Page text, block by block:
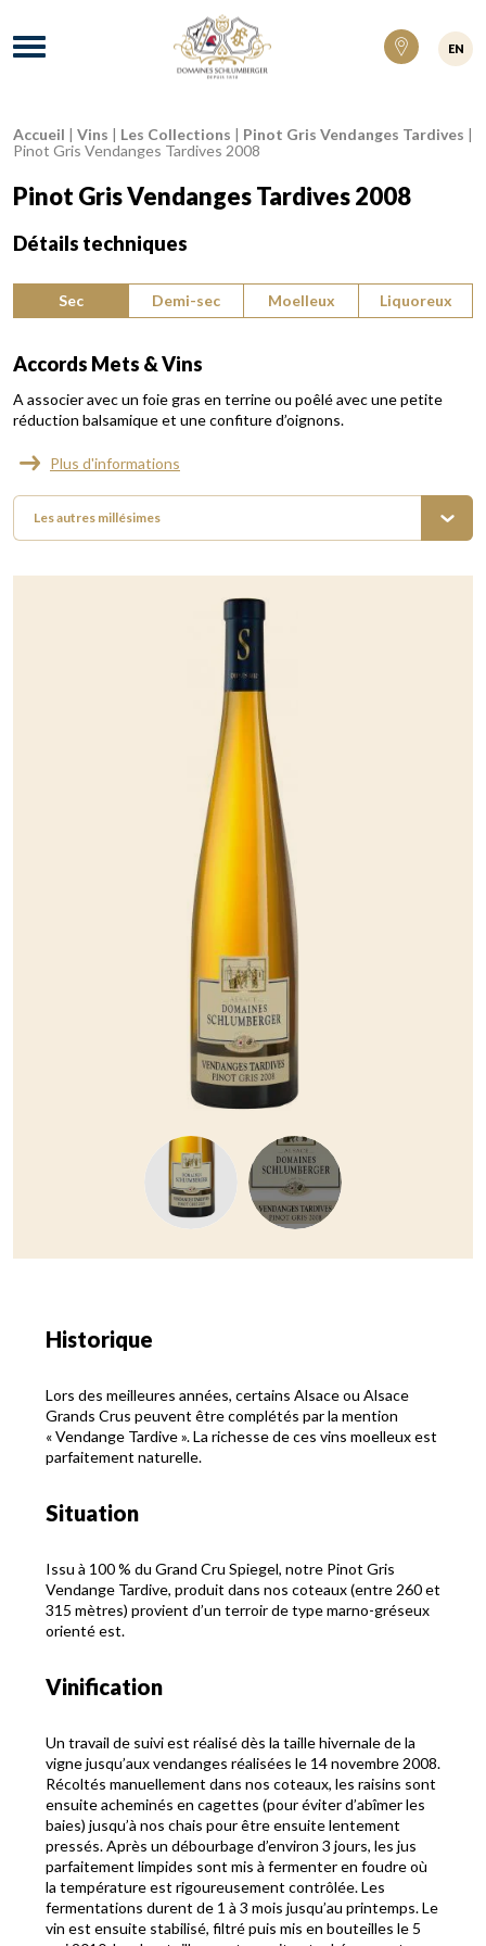
Domaines Schlumberger Vignerons 100%
Menu
EN
Fil d'Ariane :
Accueil | Vins | Les Collections | Pinot Gris Vendanges Tardives |
Pinot Gris Vendanges Tardives 2008
Pinot Gris Vendanges Tardives 2008
Détails techniques
Sec
Demi-sec Moelleux Liquoreux
Accords Mets & Vins
A associer avec un foie gras en terrine ou poêlé avec une petite
réduction balsamique et une confiture d’oignons.
Plus d'informations
Les autres millésimes
Historique
Lors des meilleures années, certains Alsace ou Alsace
Grands Crus peuvent être complétés par la mention
« Vendange Tardive ». La richesse de ces vins moelleux est
parfaitement naturelle.
Situation
Issu à 100 % du Grand Cru Spiegel, notre Pinot Gris
Vendange Tardive, produit dans nos coteaux (entre 260 et
315 mètres) provient d’un terroir de type marno-gréseux
orienté est.
Vinification
Un travail de suivi est réalisé dès la taille hivernale de la
vigne jusqu’aux vendanges réalisées le 14 novembre 2008.
Récoltés manuellement dans nos coteaux, les raisins sont
ensuite acheminés en cagettes (pour éviter d’abîmer les
baies) jusqu’à nos chais pour être ensuite lentement
pressés. Après un débourbage d’environ 3 jours, les jus
parfaitement limpides sont mis à fermenter en foudre où
la température est rigoureusement contrôlée. Les
fermentations durent de 1 à 3 mois jusqu’au printemps. Le
vin est ensuite stabilisé, filtré puis mis en bouteilles le 5